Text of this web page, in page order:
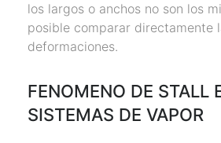
los largos o anchos no son los
posible comparar directamente
deformaciones.
FENOMENO DE STALL
SISTEMAS DE VAPOR